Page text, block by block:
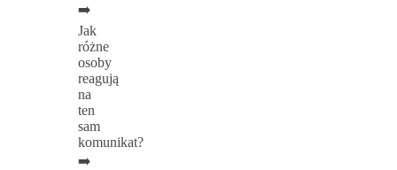
➡️
Jak
różne
osoby
reagują
na
ten
sam
komunikat?
➡️